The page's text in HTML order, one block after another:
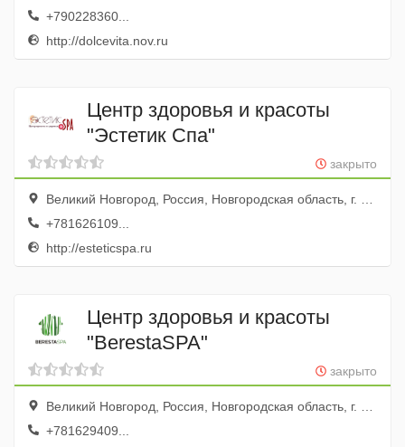
+790228360...
http://dolcevita.nov.ru
Центр здоровья и красоты
"Эстетик Спа"
закрыто
Великий Новгород, Россия, Новгородская область, г. Великий Новгород, ул. Зелинского, д. 44
+781626109...
http://esteticspa.ru
Центр здоровья и красоты
"BerestaSPA"
закрыто
Великий Новгород, Россия, Новгородская область, г. Великий Новгород, ул. Студенческая, д. 2
+781629409...